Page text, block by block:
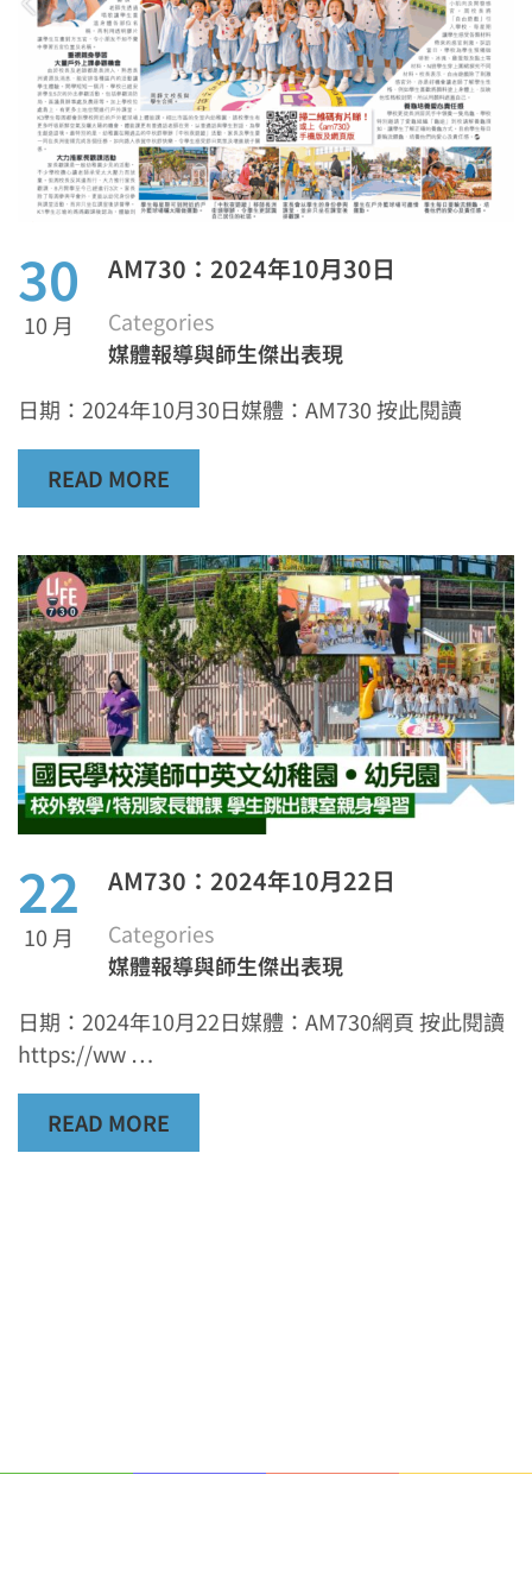
30
10 月
AM730：2024年10月30日
Categories
媒體報導與師生傑出表現
日期：2024年10月30日媒體：AM730 按此閱讀
READ MORE
22
10 月
AM730：2024年10月22日
Categories
媒體報導與師生傑出表現
日期：2024年10月22日媒體：AM730網頁 按此閱讀
https://ww …
READ MORE